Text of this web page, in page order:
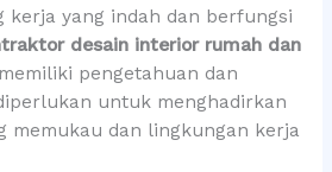
kerja yang indah dan berfungsi
desain interior rumah dan
pengetahuan dan
untuk menghadirkan
memukau dan lingkungan kerja